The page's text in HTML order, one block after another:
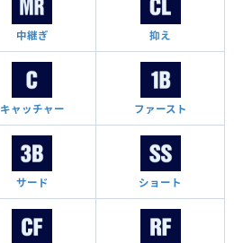
中継ぎ 抑え
キャッチャー ファースト
サード ショート